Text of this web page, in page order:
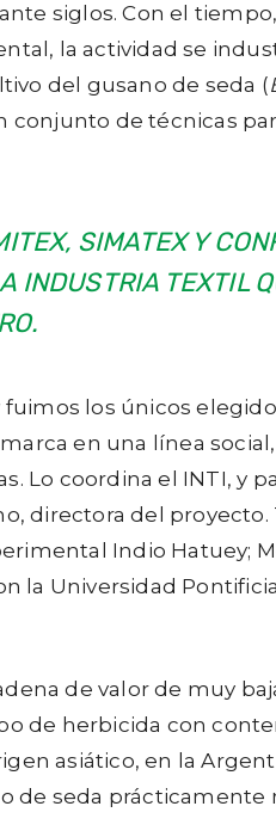
siglos. Con el
la actividad se
del gusano de seda (
de técnicas
SIMATEX Y
INDUSTRIA TEXTIL
los únicos
en una línea
Lo coordina el INTI, y
directora del
Indio Hatuey;
la Universidad
de valor de muy
de herbicida con
asiático, en la
de seda prácticamente